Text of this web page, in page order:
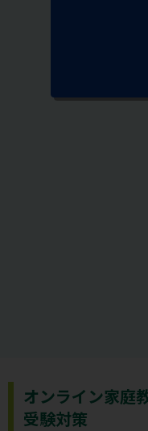
オンライン家庭
受験対策